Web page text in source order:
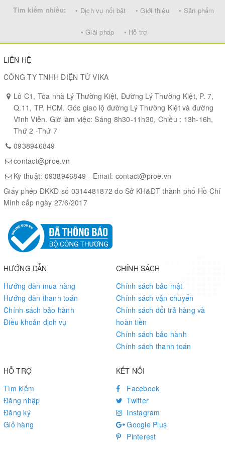
Tìm kiếm nhiều: • Dịch vụ nổi bật • Giới thiệu • Sản phẩm
• Giải pháp • Hỗ trợ
LIÊN HỆ
CÔNG TY TNHH ĐIỆN TỬ VIKA
Lô C1, Tòa nhà Lý Thường Kiệt, Đường Lý Thường Kiệt, P. 7,
Q.11, TP. HCM. Góc giao lộ đường Lý Thường Kiệt và đường
Vĩnh Viễn. Giờ làm việc: Sáng 8h30-11h30, Chiều : 13h-16h,
Thứ 2 -Thứ 7
0938946849
contact@proe.vn
Kỹ thuật: 0938946849 - Email: contact@proe.vn
Giấy phép ĐKKD số 0314481872 do Sở KH&ĐT thành phố Hồ Chí
Minh cấp ngày 27/6/2017
HƯỚNG DẪN
Hướng dẫn mua hàng
Hướng dẫn thanh toán
Chính sách bảo hành
Điều khoản dịch vụ
CHÍNH SÁCH
Chính sách bảo mật
Chính sách vận chuyển
Chính sách đổi trả hàng và
hoàn tiền
Chính sách bảo hành
Chính sách thanh toán
HỖ TRỢ
Tìm kiếm
Đăng nhập
Đăng ký
Giỏ hàng
KẾT NỐI
Facebook
Twitter
Instagram
Google Plus
Pinterest